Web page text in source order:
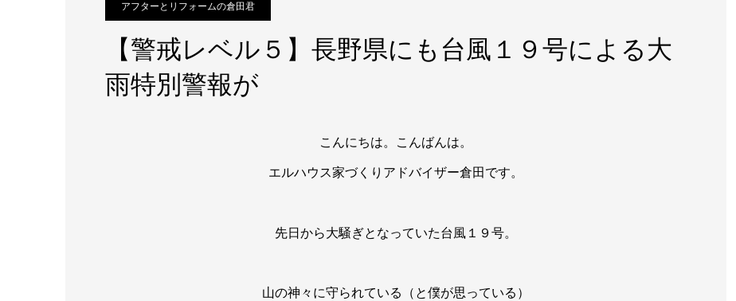
アフターとリフォームの倉田君
【警戒レベル５】長野県にも台風１９号による大
雨特別警報が
こんにちは。こんばんは。
エルハウス家づくりアドバイザー倉田です。
先日から大騒ぎとなっていた台風１９号。
山の神々に守られている（と僕が思っている）